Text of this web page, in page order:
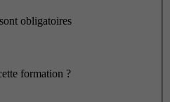
sont obligatoires
formation ?